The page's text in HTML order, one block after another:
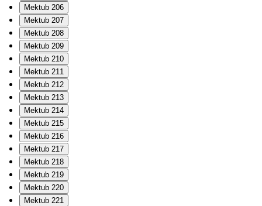
Mektub 206
Mektub 207
Mektub 208
Mektub 209
Mektub 210
Mektub 211
Mektub 212
Mektub 213
Mektub 214
Mektub 215
Mektub 216
Mektub 217
Mektub 218
Mektub 219
Mektub 220
Mektub 221